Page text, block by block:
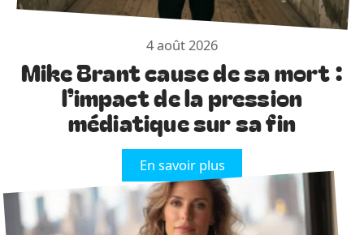
4 août 2026
Mike Brant cause de sa mort :
l’impact de la pression
médiatique sur sa fin
En savoir plus